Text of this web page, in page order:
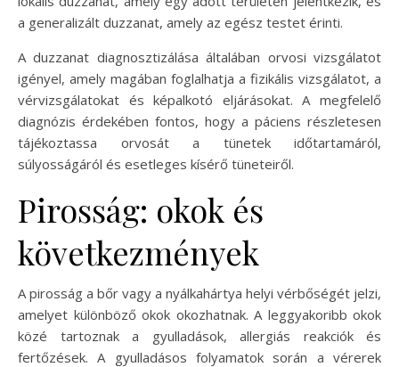
a generalizált duzzanat, amely az egész testet érinti.
A duzzanat diagnosztizálása általában orvosi vizsgálatot
igényel, amely magában foglalhatja a fizikális vizsgálatot, a
vérvizsgálatokat és képalkotó eljárásokat. A megfelelő
diagnózis érdekében fontos, hogy a páciens részletesen
tájékoztassa orvosát a tünetek időtartamáról,
súlyosságáról és esetleges kísérő tüneteiről.
Pirosság: okok és
következmények
A pirosság a bőr vagy a nyálkahártya helyi vérbőségét jelzi,
amelyet különböző okok okozhatnak. A leggyakoribb okok
közé tartoznak a gyulladások, allergiás reakciók és
fertőzések. A gyulladásos folyamatok során a vérerek